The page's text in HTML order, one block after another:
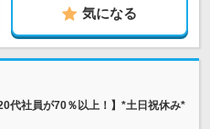
気になる
代社員が70％以上！】*土日祝休み*